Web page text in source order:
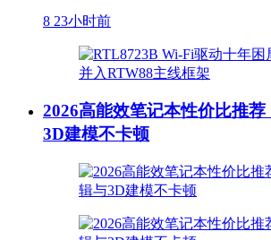
8 23小时前
2026高能效笔记本性价比推
3D建模不卡顿